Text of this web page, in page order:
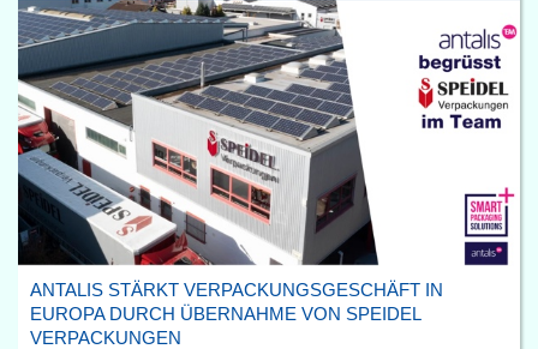
ANTALIS STÄRKT VERPACKUNGSGESCHÄFT IN
EUROPA DURCH ÜBERNAHME VON SPEIDEL
VERPACKUNGEN